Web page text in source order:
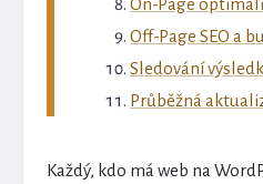
Off-Page SEO a
Sledování
Průběžná
Každý, kdo má web na